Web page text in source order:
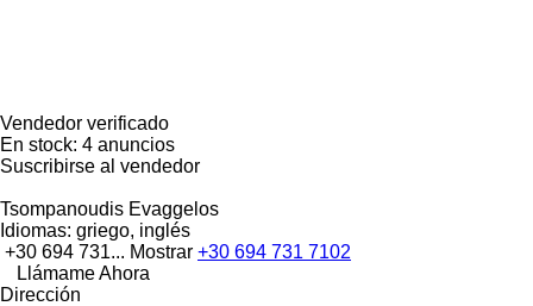
Vendedor verificado
En stock: 4 anuncios
Suscribirse al vendedor
Tsompanoudis Evaggelos
Idiomas: griego, inglés
+30 694 731... Mostrar +30 694 731 7102
Llámame Ahora
Dirección